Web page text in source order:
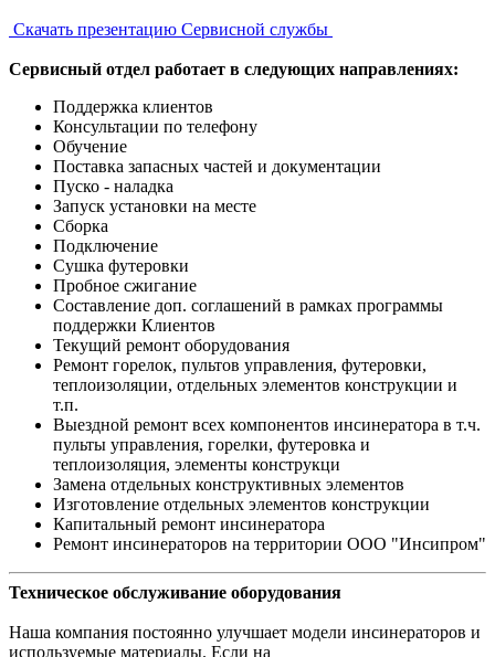
Скачать презентацию Сервисной службы
Сервисный отдел работает в следующих направлениях:
Поддержка клиентов
Консультации по телефону
Обучение
Поставка запасных частей и документации
Пуско - наладка
Запуск установки на месте
Сборка
Подключение
Сушка футеровки
Пробное сжигание
Составление доп. соглашений в рамках программы
поддержки Клиентов
Текущий ремонт оборудования
Ремонт горелок, пультов управления, футеровки,
теплоизоляции, отдельных элементов конструкции и
т.п.
Выездной ремонт всех компонентов инсинератора в т.ч.
пульты управления, горелки, футеровка и
теплоизоляция, элементы конструкци
Замена отдельных конструктивных элементов
Изготовление отдельных элементов конструкции
Капитальный ремонт инсинератора
Ремонт инсинераторов на территории ООО "Инсипром"
Техническое обслуживание оборудования
Наша компания постоянно улучшает модели инсинераторов и
используемые материалы. Если на